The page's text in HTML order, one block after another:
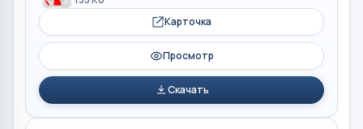
Карточка
Просмотр
Скачать